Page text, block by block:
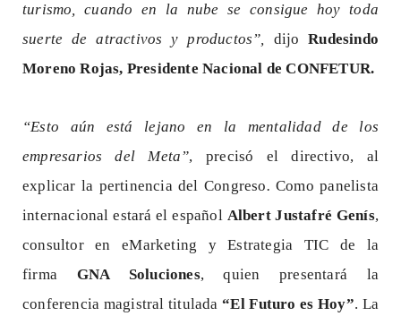
turismo, cuando en la nube se consigue hoy toda
suerte de atractivos y productos”, dijoRudesindo
Moreno Rojas, Presidente Nacional de CONFETUR.
“Esto aún está lejano en la mentalidad de los
empresarios del Meta”, precisó el directivo, al
explicar la pertinencia del Congreso.Como panelista
internacional estará el español Albert Justafré Genís,
consultor en eMarketing y Estrategia TIC de la
firma GNA Soluciones, quien presentará la
conferencia magistral titulada“El Futuro es Hoy”. La